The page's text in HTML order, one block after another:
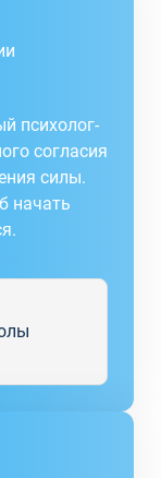
психолог-
согласия
силы.
начать